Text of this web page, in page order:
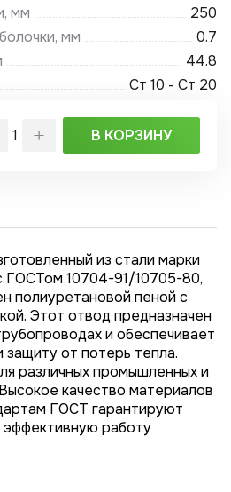
мм
250
мм
0.7
44.8
Ст 10 - Ст 20
В КОРЗИНУ
из стали марки
ГОСТом 10704-91/10705-80,
полиуретановой пеной с
Этот отвод предназначен
и обеспечивает
от потерь тепла.
различных промышленных и
качество материалов
ГОСТ гарантируют
работу